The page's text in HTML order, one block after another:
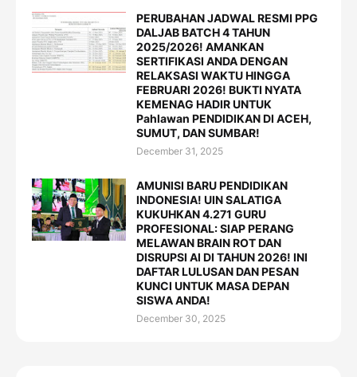
PERUBAHAN JADWAL RESMI PPG
DALJAB BATCH 4 TAHUN
2025/2026! AMANKAN
SERTIFIKASI ANDA DENGAN
RELAKSASI WAKTU HINGGA
FEBRUARI 2026! BUKTI NYATA
KEMENAG HADIR UNTUK
Pahlawan PENDIDIKAN DI ACEH,
SUMUT, DAN SUMBAR!
December 31, 2025
AMUNISI BARU PENDIDIKAN
INDONESIA! UIN SALATIGA
KUKUHKAN 4.271 GURU
PROFESIONAL: SIAP PERANG
MELAWAN BRAIN ROT DAN
DISRUPSI AI DI TAHUN 2026! INI
DAFTAR LULUSAN DAN PESAN
KUNCI UNTUK MASA DEPAN
SISWA ANDA!
December 30, 2025